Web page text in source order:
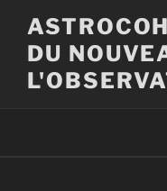
contenu
principal
DU